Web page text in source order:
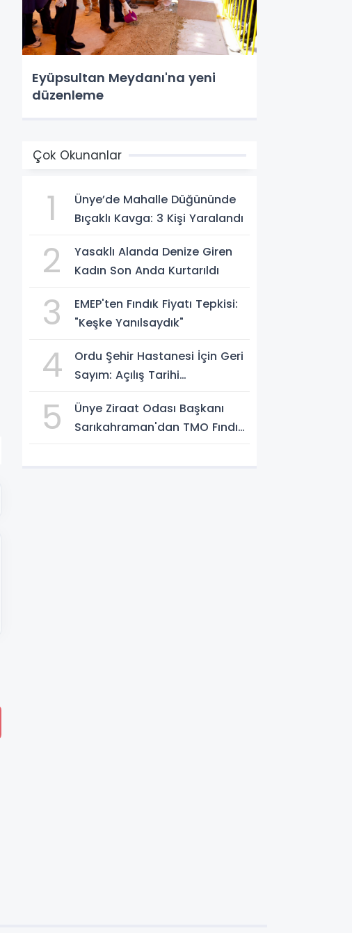
Eyüpsultan Meydanı'na yeni
düzenleme
Çok Okunanlar
1
Ünye’de Mahalle Düğününde
Bıçaklı Kavga: 3 Kişi Yaralandı
2
Yasaklı Alanda Denize Giren
Kadın Son Anda Kurtarıldı
3
EMEP'ten Fındık Fiyatı Tepkisi:
"Keşke Yanılsaydık"
4
Ordu Şehir Hastanesi İçin Geri
Sayım: Açılış Tarihi
5
Ünye Ziraat Odası Başkanı
Sarıkahraman'dan TMO Fındık